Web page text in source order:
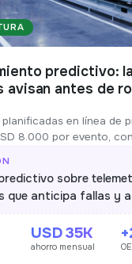
predictivo:
avisan antes de
planificadas en línea de
8.000 por evento,
al mes.
sobre
que anticipa fallas y
en ventanas
USD 35K
ahorro mensual